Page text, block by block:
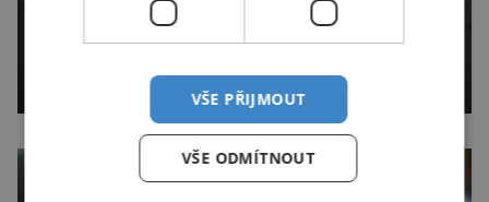
VŠE PŘIJMOUT
VŠE ODMÍTNOUT